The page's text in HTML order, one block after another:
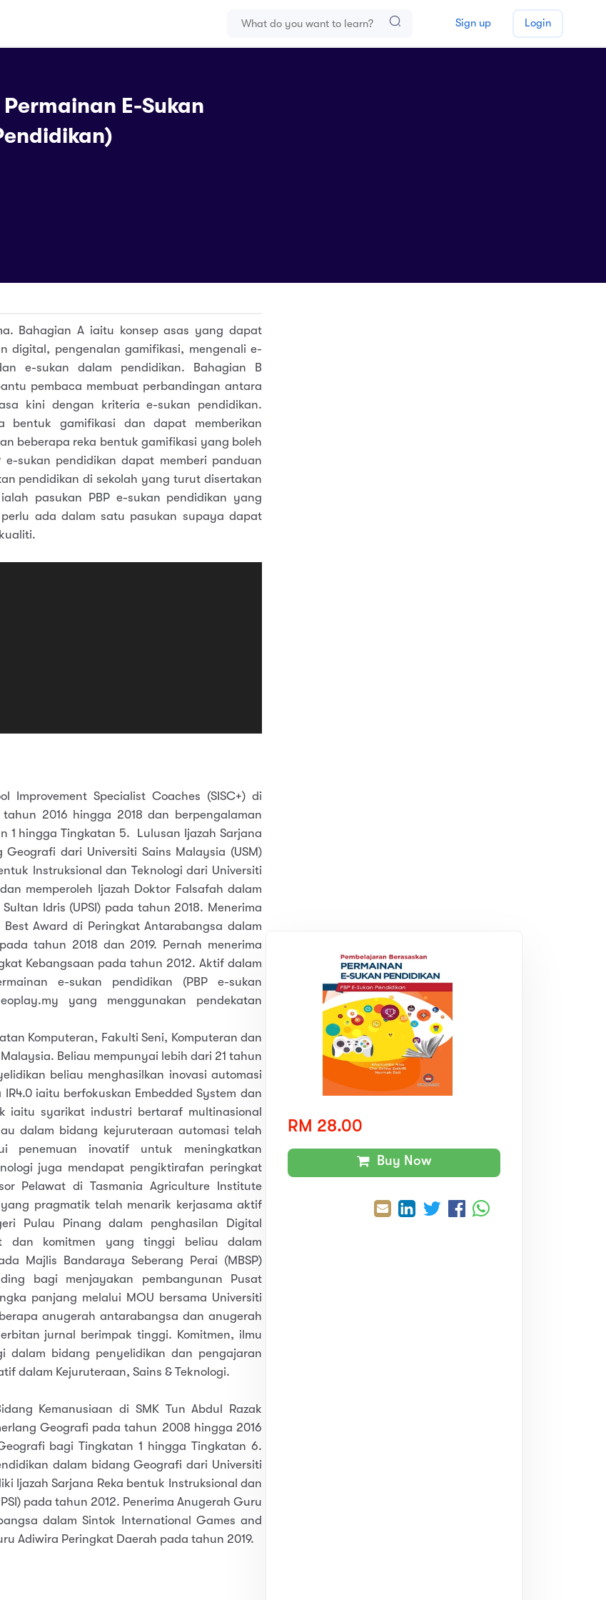
Sign up Login
E-Sukan
RM 28.00
Buy Now
Bahagian A iaitu konsep asas yang dapat
digital, pengenalan gamifikasi, mengenali e-
e-sukan dalam pendidikan. Bahagian B
pembaca membuat perbandingan antara
kini dengan kriteria e-sukan pendidikan.
bentuk gamifikasi dan dapat memberikan
beberapa reka bentuk gamifikasi yang boleh
sukan pendidikan dapat memberi panduan
pendidikan di sekolah yang turut disertakan
pasukan PBP e-sukan pendidikan yang
ada dalam satu pasukan supaya dapat
Improvement Specialist Coaches (SISC+) di
2016 hingga 2018 dan berpengalaman
1 hingga Tingkatan 5. Lulusan Ijazah Sarjana
dari Universiti Sains Malaysia (USM)
Instruksional dan Teknologi dari Universiti
memperoleh Ijazah Doktor Falsafah dalam
Idris (UPSI) pada tahun 2018. Menerima
Award di Peringkat Antarabangsa dalam
tahun 2018 dan 2019. Pernah menerima
Kebangsaan pada tahun 2012. Aktif dalam
e-sukan pendidikan (PBP e-sukan
yang menggunakan pendekatan
Komputeran, Fakulti Seni, Komputeran dan
Beliau mempunyai lebih dari 21 tahun
beliau menghasilkan inovasi automasi
iaitu berfokuskan Embedded System dan
iaitu syarikat industri bertaraf multinasional
dalam bidang kejuruteraan automasi telah
penemuan inovatif untuk meningkatkan
juga mendapat pengiktirafan peringkat
Pelawat di Tasmania Agriculture Institute
pragmatik telah menarik kerjasama aktif
Pulau Pinang dalam penghasilan Digital
dan komitmen yang tinggi beliau dalam
Majlis Bandaraya Seberang Perai (MBSP)
bagi menjayakan pembangunan Pusat
panjang melalui MOU bersama Universiti
anugerah antarabangsa dan anugerah
jurnal berimpak tinggi. Komitmen, ilmu
bidang penyelidikan dan pengajaran
dalam Kejuruteraan, Sains & Teknologi.
Kemanusiaan di SMK Tun Abdul Razak
Geografi pada tahun 2008 hingga 2016
bagi Tingkatan 1 hingga Tingkatan 6.
dalam bidang Geografi dari Universiti
Ijazah Sarjana Reka bentuk Instruksional dan
pada tahun 2012. Penerima Anugerah Guru
dalam Sintok International Games and
Adiwira Peringkat Daerah pada tahun 2019.